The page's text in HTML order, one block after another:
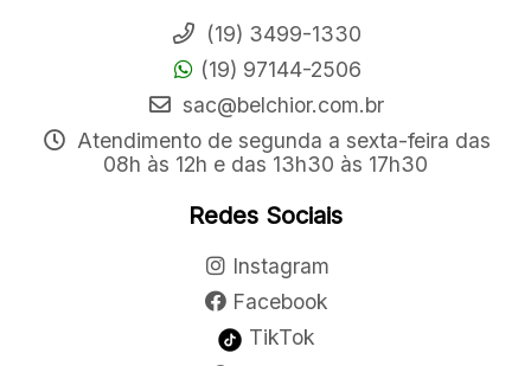
(19) 3499-1330
(19) 97144-2506
sac@belchior.com.br
Atendimento de segunda a sexta-feira das
08h às 12h e das 13h30 às 17h30
Redes Sociais
Instagram
Facebook
TikTok